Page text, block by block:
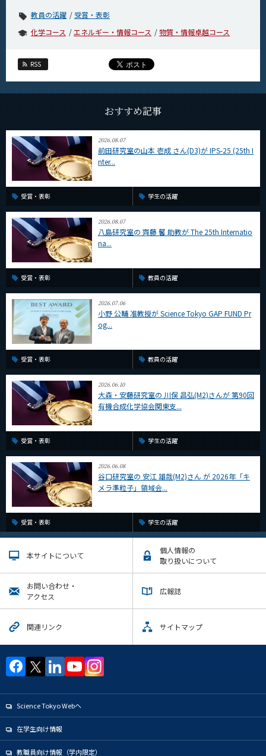
教員の活躍
受賞・表彰
化学コース
エネルギー・情報コース 物質・情報卓越コース
RSS
おすすめ記事
2026.08.07
前田研究室の山本 壱成 さん(D3)が IPS-25 (25th I
nter...
受賞・表彰 学生の活躍
2026.08.07
八島研究室の 齊藤 馨 助教が The 25th Internatio
na...
受賞・表彰 教員の活躍
2026.07.06
小野 公輔 准教授が Science Tokyo GAP FUND Pr
og...
受賞・表彰 教員の活躍
2026.06.10
大森・安藤研究室の 川俣 昌弘(M2)さんが 第90回
有機合成化学協会関東支...
受賞・表彰 学生の活躍
2026.06.08
谷口研究室の 安江 雄哉(M2)さん が 2026年「キ
メラ準粒子」領域会...
受賞・表彰 学生の活躍
本サイトについて
個人情報の
取り扱いについて
お問い合わせ・
アクセス
広報誌
関連リンク サイトマップ
Science Tokyo Webヘ
在学生向け情報
教職員向け情報（学内限定）